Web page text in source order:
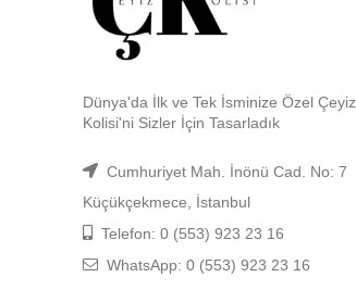
Dünya'da İlk ve Tek İsminize Özel Çeyiz
Kolisi'ni Sizler İçin Tasarladık
Cumhuriyet Mah. İnönü Cad. No: 7
Küçükçekmece, İstanbul
Telefon: 0 (553) 923 23 16
WhatsApp: 0 (553) 923 23 16